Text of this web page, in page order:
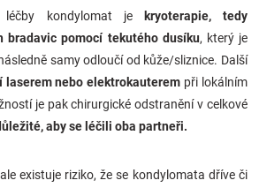
léčby kondylomat je
kryoterapie, tedy
bradavic pomocí tekutého dusíku, který je
samy odloučí od kůže/sliznice. Další
laserem nebo elektrokauterem při lokálním
je pak chirurgické odstranění v celkové
aby se léčili oba partneři.
existuje riziko, že se kondylomata dříve či